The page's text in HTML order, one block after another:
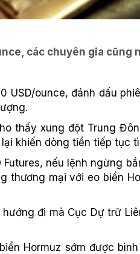
các chuyên gia cũng
ounce, đánh dấu
thấy xung đột Trung
khiến dòng tiền tiếp tục
nếu lệnh ngừng
mại với eo biển
đi mà Cục Dự trữ
Hormuz sớm được